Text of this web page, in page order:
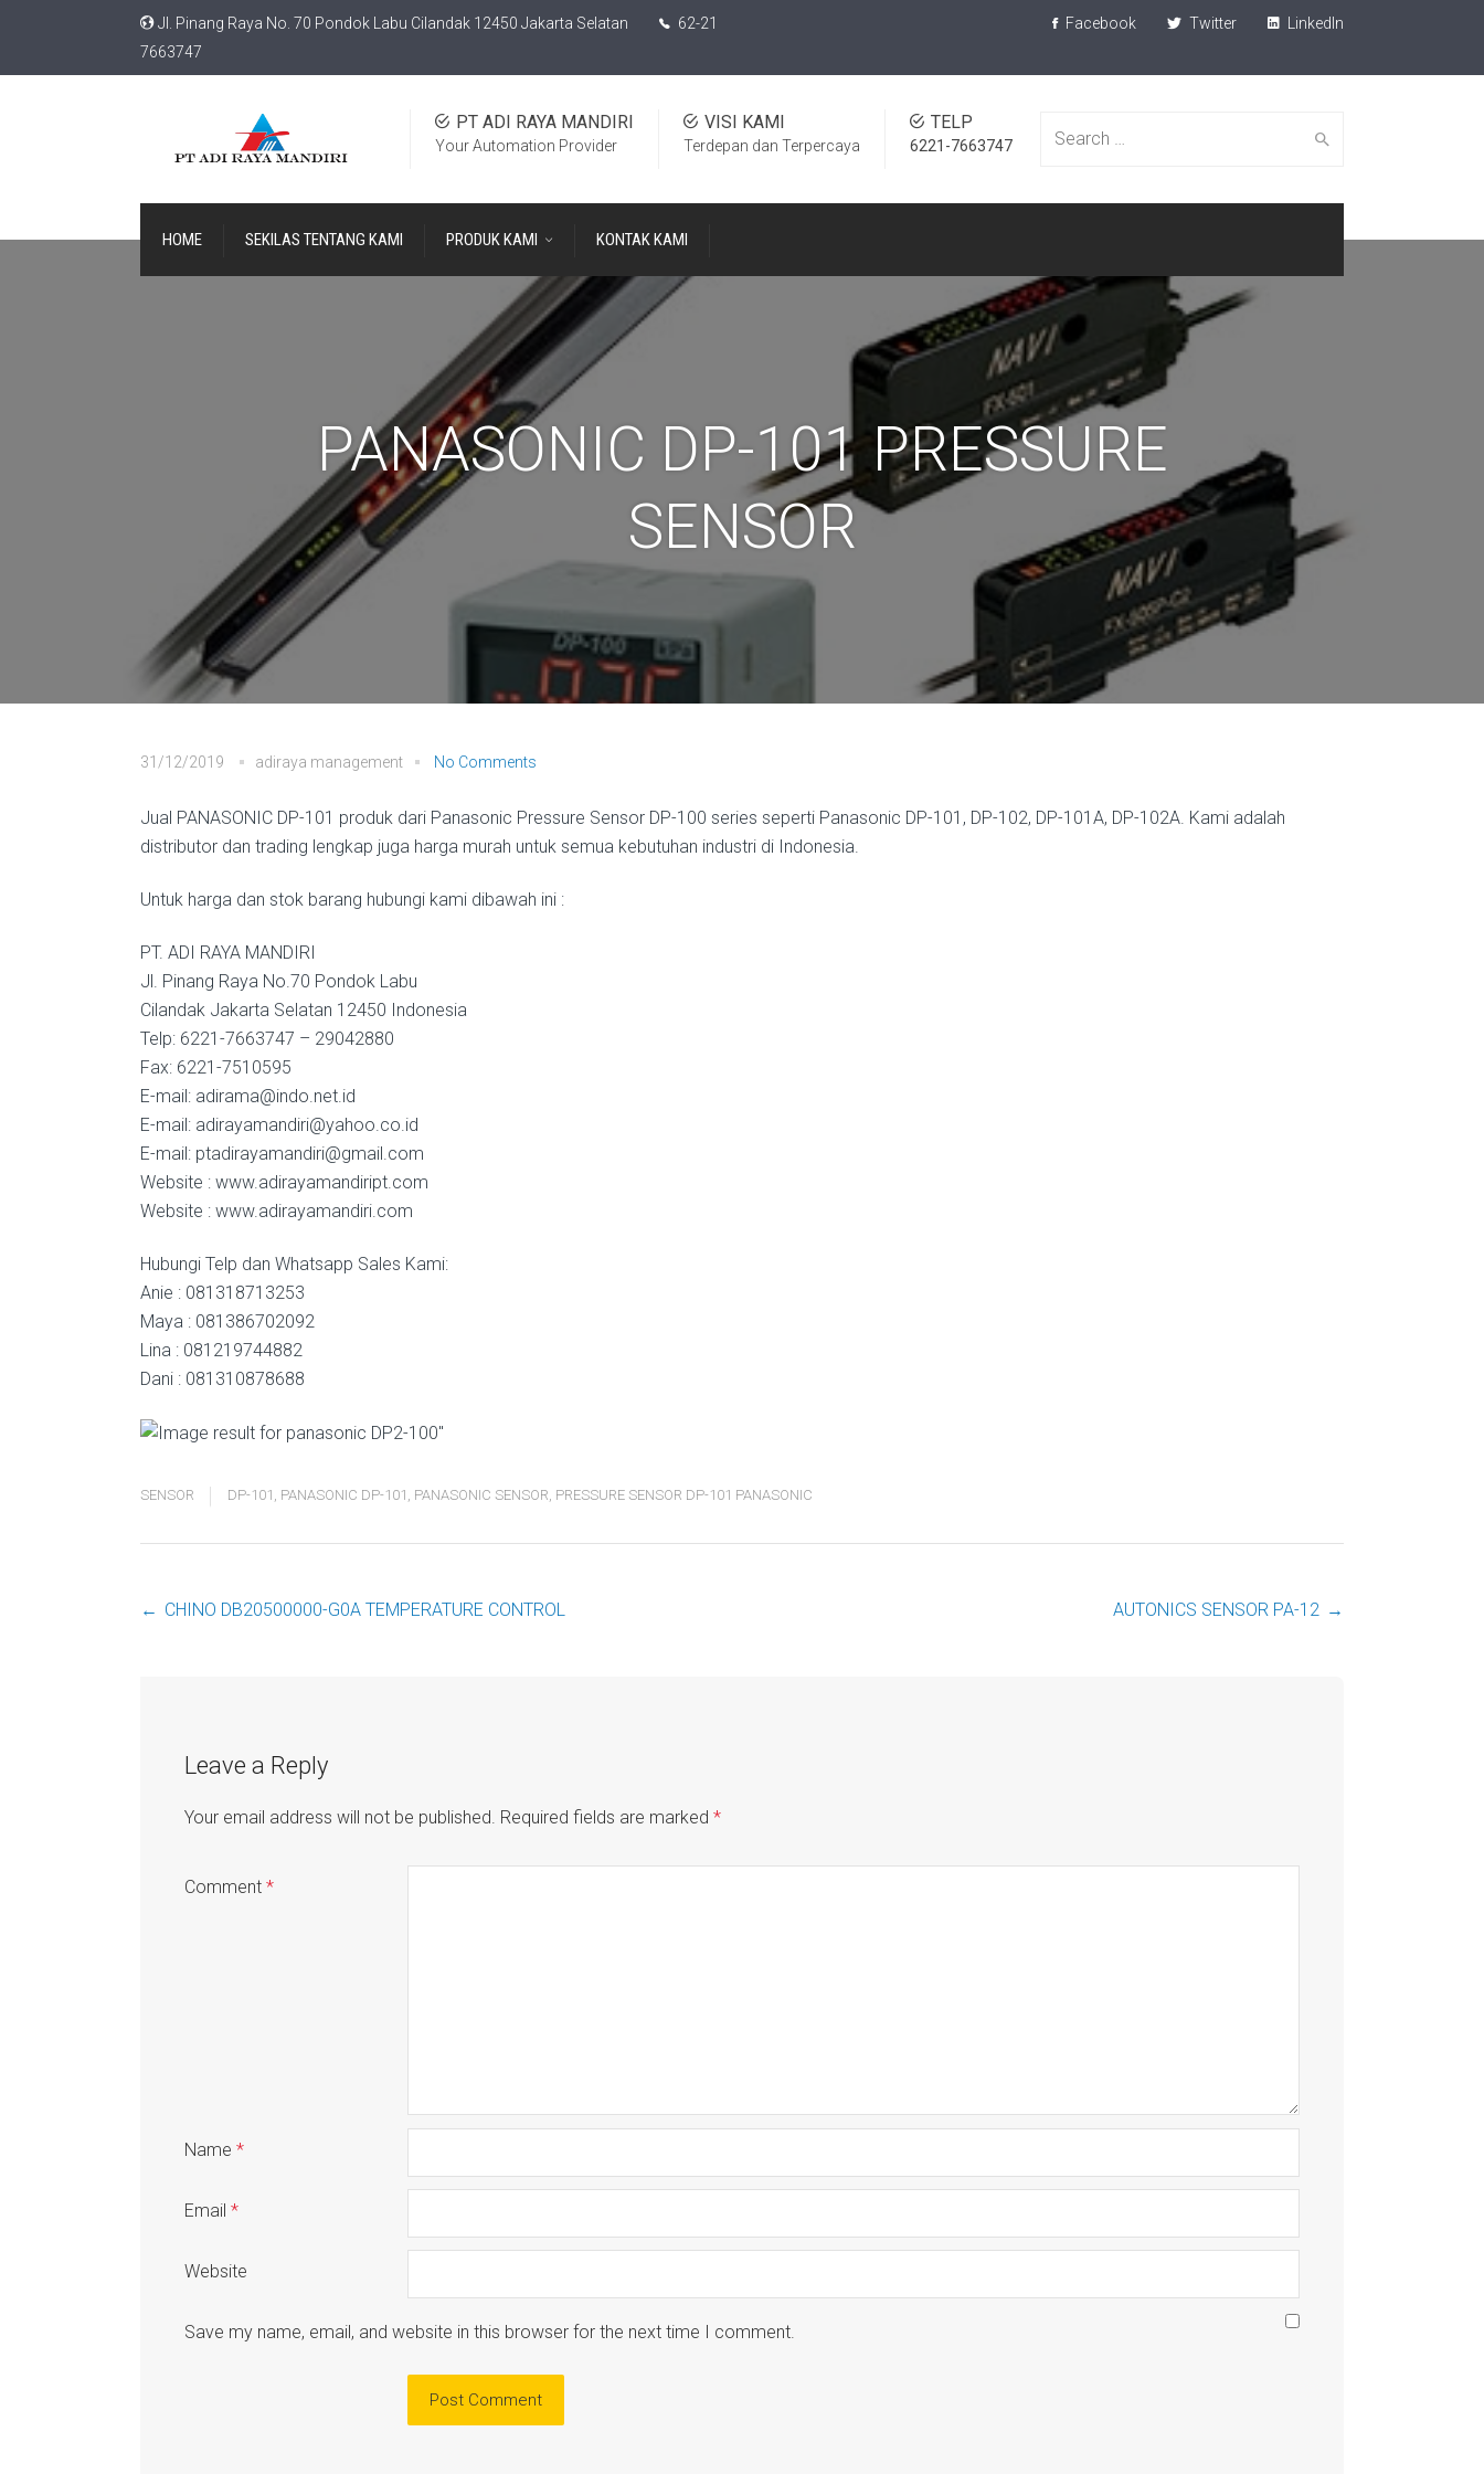
Jl. Pinang Raya No. 70 Pondok Labu Cilandak 12450 Jakarta Selatan
62-21
7663747
Facebook Twitter LinkedIn
Search
TELP
6221-7663747
VISI KAMI
Terdepan dan Terpercaya
PT ADI RAYA MANDIRI
Your Automation Provider
HOME SEKILAS TENTANG KAMI PRODUK KAMI KONTAK KAMI
PANASONIC DP-101 PRESSURE
SENSOR
31/12/2019 adiraya management No Comments
Jual PANASONIC DP-101 produk dari Panasonic Pressure Sensor DP-100 series seperti Panasonic DP-101, DP-102, DP-101A, DP-102A. Kami adalah
distributor dan trading lengkap juga harga murah untuk semua kebutuhan industri di Indonesia.
Untuk harga dan stok barang hubungi kami dibawah ini :
PT. ADI RAYA MANDIRI
Jl. Pinang Raya No.70 Pondok Labu
Cilandak Jakarta Selatan 12450 Indonesia
Telp: 6221-7663747 – 29042880
Fax: 6221-7510595
E-mail: adirama@indo.net.id
E-mail: adirayamandiri@yahoo.co.id
E-mail: ptadirayamandiri@gmail.com
Website : www.adirayamandiript.com
Website : www.adirayamandiri.com
Hubungi Telp dan Whatsapp Sales Kami:
Anie : 081318713253
Maya : 081386702092
Lina : 081219744882
Dani : 081310878688
SENSOR DP-101 PANASONIC DP-101 PANASONIC SENSOR PRESSURE SENSOR DP-101 PANASONIC
Post
← CHINO DB20500000-G0A TEMPERATURE CONTROL AUTONICS SENSOR PA-12 →
Leave a Reply
Your email address will not be published. Required fields are marked *
Comment *
Name *
Email *
Website
Save my name, email, and website in this browser for the next time I comment.